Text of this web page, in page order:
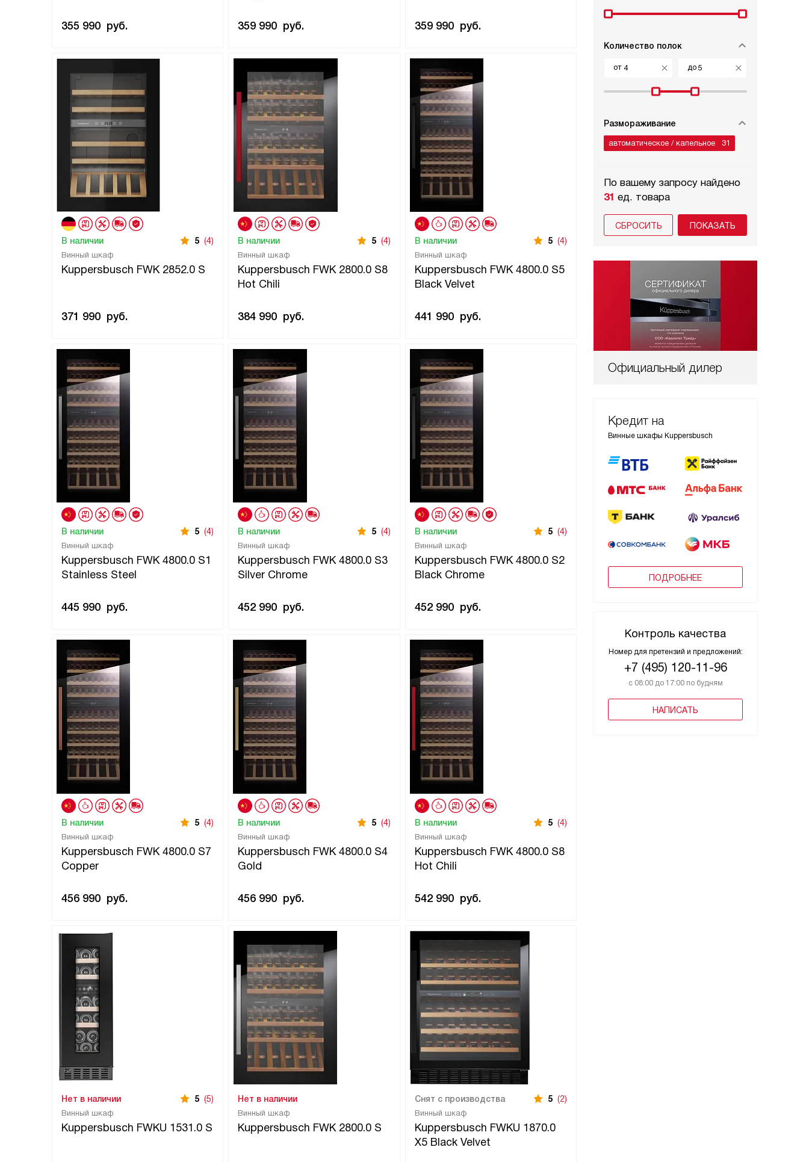
Количество полок
от до
Размораживание
автоматическое / капельное 31
По вашему запросу найдено
31 ед. товара
СБРОСИТЬ
Официальный дилер
Кредит на
Винные шкафы Kuppersbusch
ПОДРОБНЕЕ
Контроль качества
Номер для претензий и предложений:
+7 (495) 120-11-96
с 08:00 до 17:00 по будням
НАПИСАТЬ
355 990 руб. 359 990 руб. 359 990 руб.
Винный шкаф
Kuppersbusch FWK 2852.0 S
В наличии 5 (4)
371 990 руб.
Винный шкаф
Kuppersbusch FWK 2800.0 S8
Hot Chili
В наличии 5 (4)
384 990 руб.
Винный шкаф
Kuppersbusch FWK 4800.0 S5
Black Velvet
В наличии 5 (4)
441 990 руб.
Винный шкаф
Kuppersbusch FWK 4800.0 S1
Stainless Steel
В наличии 5 (4)
445 990 руб.
Винный шкаф
Kuppersbusch FWK 4800.0 S3
Silver Chrome
В наличии 5 (4)
452 990 руб.
Винный шкаф
Kuppersbusch FWK 4800.0 S2
Black Chrome
В наличии 5 (4)
452 990 руб.
Винный шкаф
Kuppersbusch FWK 4800.0 S7
Copper
В наличии 5 (4)
456 990 руб.
Винный шкаф
Kuppersbusch FWK 4800.0 S4
Gold
В наличии 5 (4)
456 990 руб.
Винный шкаф
Kuppersbusch FWK 4800.0 S8
Hot Chili
В наличии 5 (4)
542 990 руб.
Винный шкаф
Kuppersbusch FWKU 1531.0 S
Нет в наличии 5 (5)
Винный шкаф
Kuppersbusch FWK 2800.0 S
Нет в наличии
Винный шкаф
Kuppersbusch FWKU 1870.0
X5 Black Velvet
Снят с производства 5 (2)